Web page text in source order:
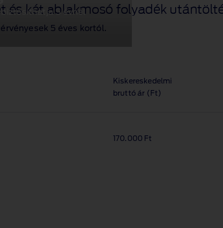
biztosíthatja 5 évnél
és két ablakmosó folyadék
5 éves kortól.
Kiskereskedelmi
bruttó ár (Ft)
170.000 Ft